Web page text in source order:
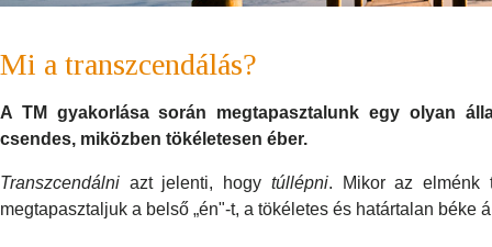
Mi a transzcendálás?
A TM gyakorlása során megtapasztalunk egy olyan
csendes, miközben tökéletesen éber.
Transzcendálni azt jelenti, hogy túllépni. Mikor az elménk
megtapasztaljuk a belső „én"-t, a tökéletes és határtalan béke